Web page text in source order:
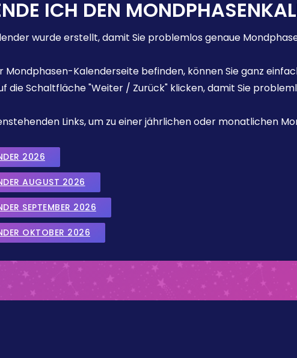
ICH DEN
wurde erstellt, damit Sie problemlos genaue
Mondphasen-Kalenderseite befinden, können Sie ganz
die Schaltfläche "Weiter / Zurück" klicken, damit Sie
Links, um zu einer jährlichen oder monatlichen
2026
AUGUST 2026
SEPTEMBER 2026
OKTOBER 2026